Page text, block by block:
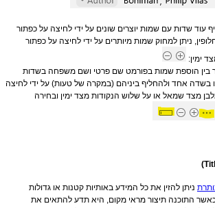
עוד שדות עם שמות יוצרים שונים על ידי לחיצה על כפתור
ניתן למחוק שמות מיותרים על ידי לחיצה על כפתור
ימין:
בין הוספת שמות בפורמט שם פרטי ושם משפחה בשדות
בשדה אחד ולהחליף ביניהם (במקרה של טעות) על ידי לחיצה
מצד שמאל או על שלוש הנקודות מצד ימין ובחירה
ניתן להזין את כל המידע באותיות קטנות או גדולות
התוכנה תיצור מראי מקום, היא תדע להתאים את